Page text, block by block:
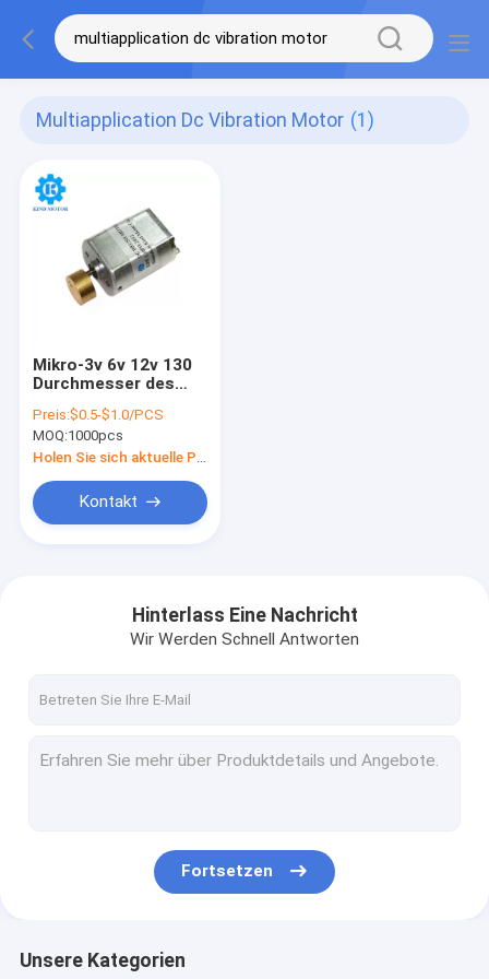
Multiapplication Dc Vibration Motor (1)
Mikro-3v 6v 12v 130
Durchmesser des
Motor20mm
Preis:$0.5-$1.0/PCS
MOQ:1000pcs
Kontakt
Hinterlass Eine Nachricht
Wir Werden Schnell Antworten
Fortsetzen
Unsere Kategorien